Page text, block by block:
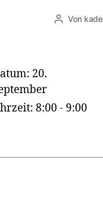
Von
20.
8:00 - 9:00